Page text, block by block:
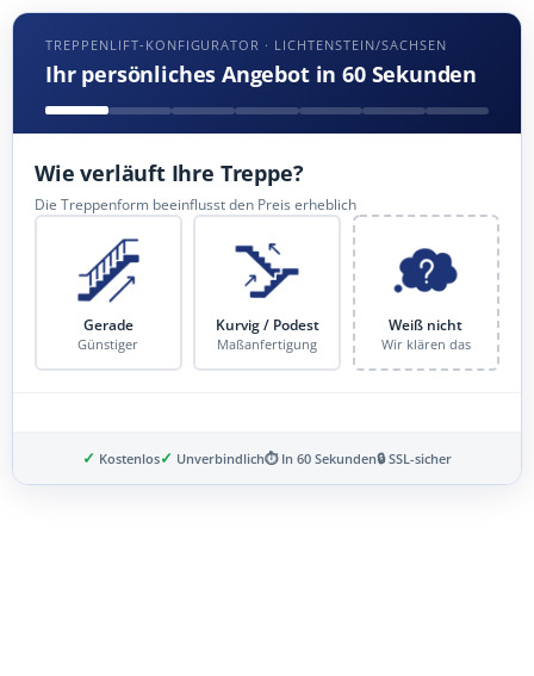
TREPPENLIFT-KONFIGURATOR · LICHTENSTEIN/SACHSEN
Ihr persönliches Angebot in 60 Sekunden
Wie verläuft Ihre Treppe?
Die Treppenform beeinflusst den Preis erheblich
Gerade
Günstiger
Kurvig / Podest
Maßanfertigung
Weiß nicht
Wir klären das
✓ Kostenlos✓ Unverbindlich⏱ In 60 Sekunden🔒 SSL-sicher